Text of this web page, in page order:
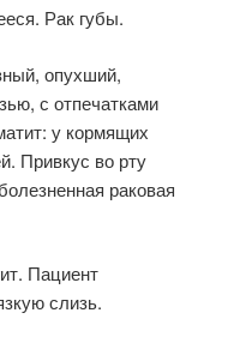
Рак губы.
опухший,
с отпечатками
у кормящих
Привкус во рту
раковая
Пациент
слизь.